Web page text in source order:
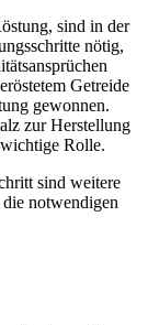
sind in der
nötig,
Getreide
gewonnen.
zur Herstellung
Rolle.
sind weitere
notwendigen